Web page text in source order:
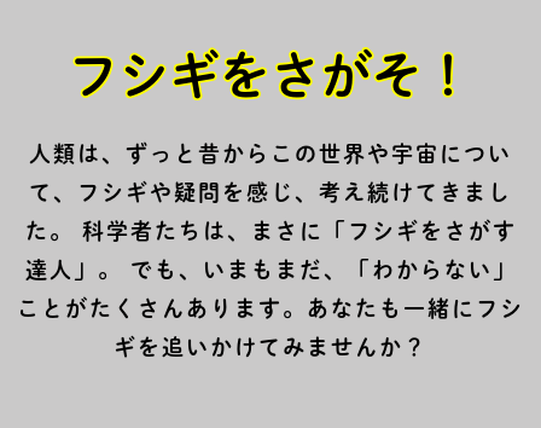
フシギをさがそ！
人類は、ずっと昔からこの世界や宇宙につい
て、フシギや疑問を感じ、考え続けてきまし
た。 科学者たちは、まさに「フシギをさがす
達人」。 でも、いまもまだ、「わからない」
ことがたくさんあります。あなたも一緒にフシ
ギを追いかけてみませんか？